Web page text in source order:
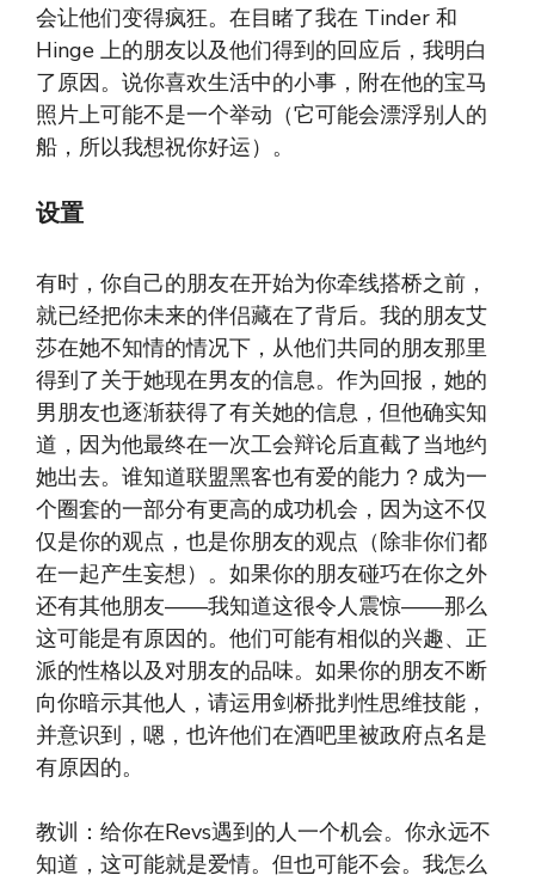
会让他们变得疯狂。在目睹了我在 Tinder 和
Hinge 上的朋友以及他们得到的回应后，我明白
了原因。说你喜欢生活中的小事，附在他的宝马
照片上可能不是一个举动（它可能会漂浮别人的
船，所以我想祝你好运）。
设置
有时，你自己的朋友在开始为你牵线搭桥之前，
就已经把你未来的伴侣藏在了背后。我的朋友艾
莎在她不知情的情况下，从他们共同的朋友那里
得到了关于她现在男友的信息。作为回报，她的
男朋友也逐渐获得了有关她的信息，但他确实知
道，因为他最终在一次工会辩论后直截了当地约
她出去。谁知道联盟黑客也有爱的能力？成为一
个圈套的一部分有更高的成功机会，因为这不仅
仅是你的观点，也是你朋友的观点（除非你们都
在一起产生妄想）。如果你的朋友碰巧在你之外
还有其他朋友——我知道这很令人震惊——那么
这可能是有原因的。他们可能有相似的兴趣、正
派的性格以及对朋友的品味。如果你的朋友不断
向你暗示其他人，请运用剑桥批判性思维技能，
并意识到，嗯，也许他们在酒吧里被政府点名是
有原因的。
教训：给你在Revs遇到的人一个机会。你永远不
知道，这可能就是爱情。但也可能不会。我怎么